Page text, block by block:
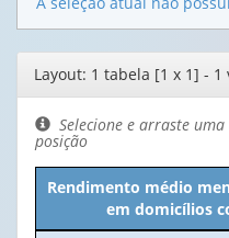
Editor
de
layout
Layout: 1 tabela [1 x 1] - 1
Selecione e arraste
posição
Rendimento médio
em domicílios